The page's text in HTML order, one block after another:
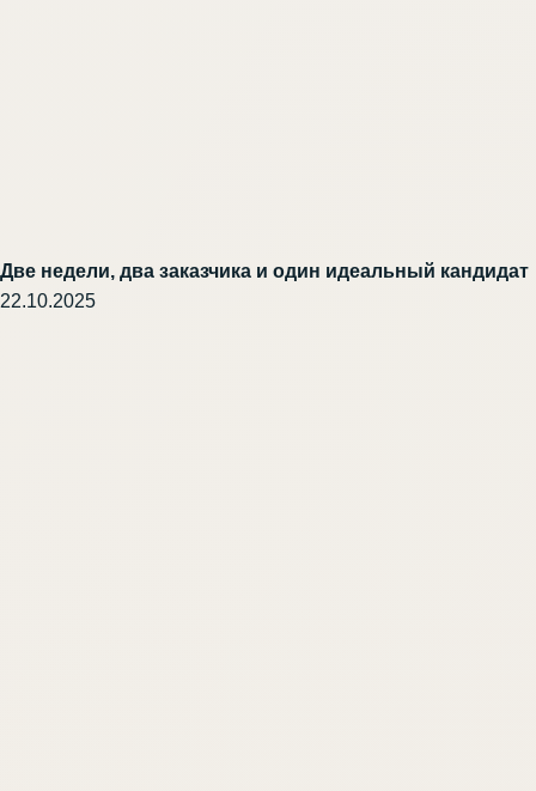
Две недели, два заказчика и один идеальный кандидат
22.10.2025